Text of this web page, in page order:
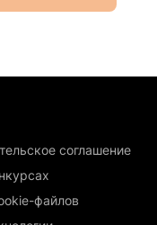
соглашение
файлов